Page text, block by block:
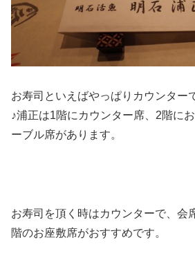
お寿司といえばやっぱりカウンター
♪浦正は1階にカウンター席、2階に
ーブル席があります。
お寿司を頂く時はカウンターで、会
階のお座敷席がおすすめです。